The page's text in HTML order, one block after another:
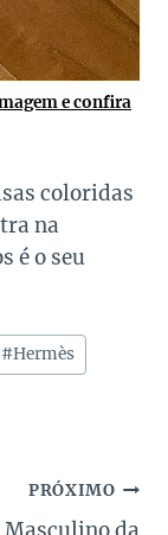
e confira
coloridas
na
é o seu
#Hermès
PRÓXIMO